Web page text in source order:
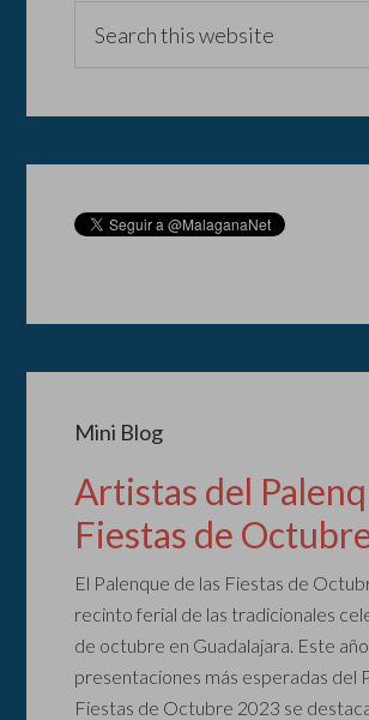
Mini Blog
Artistas del
Fiestas de
El Palenque de las Fiestas de
recinto ferial de las tradicionales
de octubre en Guadalajara. Este
presentaciones más esperadas del
Fiestas de Octubre 2023 se